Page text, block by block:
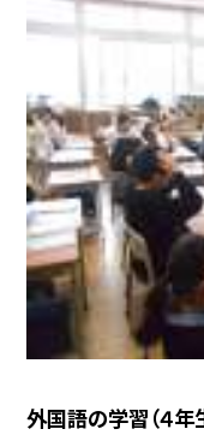
外国語の学習（４年